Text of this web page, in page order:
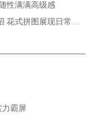
性满满高级感
郭采洁分享打理短发小妙招 花式拼图展现日常趣事
力霸屏